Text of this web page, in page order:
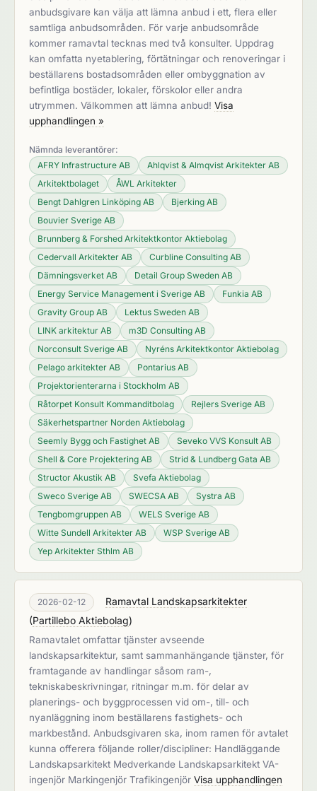
anbudsgivare kan välja att lämna anbud i ett, flera eller
samtliga anbudsområden. För varje anbudsområde
kommer ramavtal tecknas med två konsulter. Uppdrag
kan omfatta nyetablering, förtätningar och renoveringar i
beställarens bostadsområden eller ombyggnation av
befintliga bostäder, lokaler, förskolor eller andra
utrymmen. Välkommen att lämna anbud! Visa
upphandlingen »
Nämnda leverantörer:
AFRY Infrastructure AB
Ahlqvist & Almqvist Arkitekter AB
Arkitektbolaget
ÅWL Arkitekter
Bengt Dahlgren Linköping AB
Bjerking AB
Bouvier Sverige AB
Brunnberg & Forshed Arkitektkontor Aktiebolag
Cedervall Arkitekter AB
Curbline Consulting AB
Dämningsverket AB
Detail Group Sweden AB
Energy Service Management i Sverige AB
Funkia AB
Gravity Group AB
Lektus Sweden AB
LINK arkitektur AB
m3D Consulting AB
Norconsult Sverige AB
Nyréns Arkitektkontor Aktiebolag
Pelago arkitekter AB
Pontarius AB
Projektorienterarna i Stockholm AB
Råtorpet Konsult Kommanditbolag
Rejlers Sverige AB
Säkerhetspartner Norden Aktiebolag
Seemly Bygg och Fastighet AB
Seveko VVS Konsult AB
Shell & Core Projektering AB
Strid & Lundberg Gata AB
Structor Akustik AB
Svefa Aktiebolag
Sweco Sverige AB
SWECSA AB
Systra AB
Tengbomgruppen AB
WELS Sverige AB
Witte Sundell Arkitekter AB
WSP Sverige AB
Yep Arkitekter Sthlm AB
2026-02-12
Ramavtal Landskapsarkitekter
(Partillebo Aktiebolag)
Ramavtalet omfattar tjänster avseende
landskapsarkitektur, samt sammanhängande tjänster, för
framtagande av handlingar såsom ram-,
tekniskabeskrivningar, ritningar m.m. för delar av
planerings- och byggprocessen vid om-, till- och
nyanläggning inom beställarens fastighets- och
markbestånd. Anbudsgivaren ska, inom ramen för avtalet
kunna offerera följande roller/discipliner: Handläggande
Landskapsarkitekt Medverkande Landskapsarkitekt VA-
ingenjör Markingenjör Trafikingenjör Visa upphandlingen